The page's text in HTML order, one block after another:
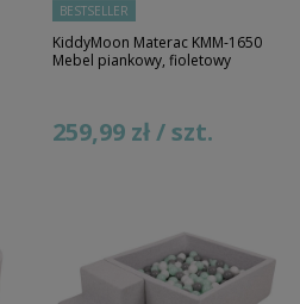
BESTSELLER
KiddyMoon Materac KMM-1650
Mebel piankowy, fioletowy
259,99 zł / szt.